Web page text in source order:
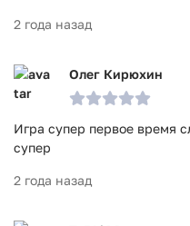
2 года назад
Олег Кирюхин
Игра супер первое время
супер
2 года назад